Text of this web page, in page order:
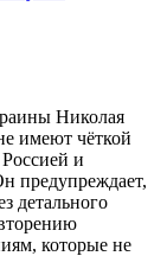
Николая
имеют чёткой
и
предупреждает,
детального
которые не